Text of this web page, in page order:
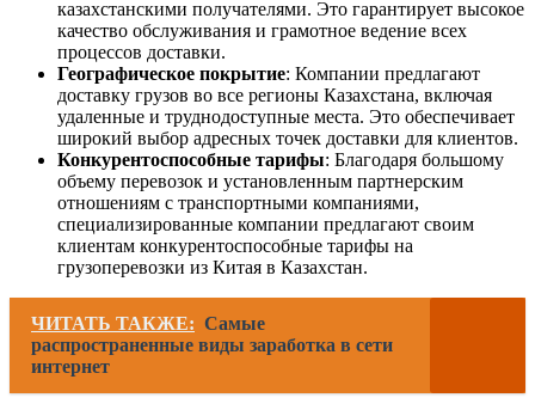
казахстанскими получателями. Это гарантирует высокое
качество обслуживания и грамотное ведение всех
процессов доставки.
Географическое покрытие: Компании предлагают
доставку грузов во все регионы Казахстана, включая
удаленные и труднодоступные места. Это обеспечивает
широкий выбор адресных точек доставки для клиентов.
Конкурентоспособные тарифы: Благодаря большому
объему перевозок и установленным партнерским
отношениям с транспортными компаниями,
специализированные компании предлагают своим
клиентам конкурентоспособные тарифы на
грузоперевозки из Китая в Казахстан.
ЧИТАТЬ ТАКЖЕ: Самые
распространенные виды заработка в сети
интернет